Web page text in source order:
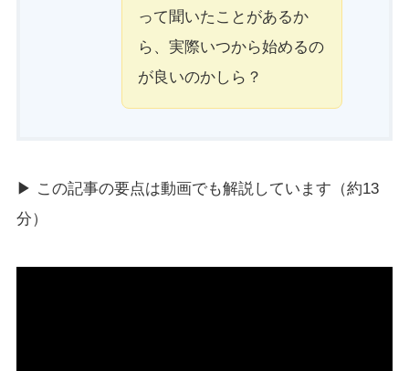
って聞いたことがあるか
ら、実際いつから始めるの
が良いのかしら？
▶ この記事の要点は動画でも解説しています（約13
分）